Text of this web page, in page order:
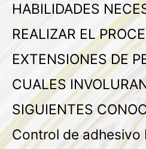
HABILIDADES
REALIZAR EL
EXTENSIONES DE
CUALES
SIGUIENTES
Control de adhesivo